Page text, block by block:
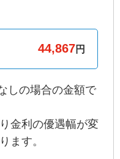
円
しの場合の金額で
金利の優遇幅が変
ます。